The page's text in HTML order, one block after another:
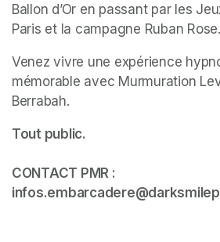
Ballon d’Or en passant par les
Paris et la campagne Ruban Rose.
Venez vivre une expérience
mémorable avec Murmuration
Berrabah.
Tout public.
CONTACT PMR :